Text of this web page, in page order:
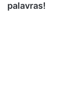
palavras!